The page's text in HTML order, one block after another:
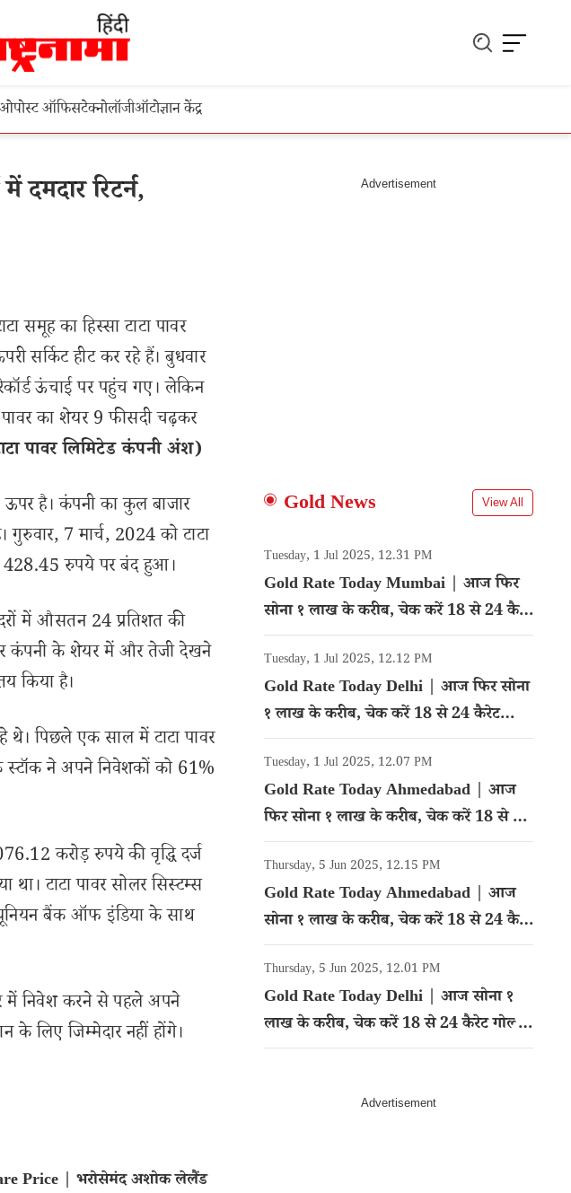
पोस्ट ऑफिसटेक्नोलॉजीऑटोज्ञान केंद्र
रिटर्न,
समूह का हिस्सा टाटा पावर
सर्किट हीट कर रहे हैं। बुधवार
ऊंचाई पर पहुंच गए। लेकिन
पावर का शेयर 9 फीसदी चढ़कर
पावर लिमिटेड कंपनी अंश)
है। कंपनी का कुल बाजार
7 मार्च, 2024 को टाटा
428.45 रुपये पर बंद हुआ।
में औसतन 24 प्रतिशत की
कंपनी के शेयर में और तेजी देखने
किया है।
पिछले एक साल में टाटा पावर
स्टॉक ने अपने निवेशकों को 61%
करोड़ रुपये की वृद्धि दर्ज
टाटा पावर सोलर सिस्टम्स
यूनियन बैंक ऑफ इंडिया के साथ
में निवेश करने से पहले अपने
लिए जिम्मेदार नहीं होंगे।
Price | भरोसेमंद अशोक लेलैंड
Gold News View All
Tuesday, 1 Jul 2025, 12.31 PM
Gold Rate Today Mumbai | आज फिर
सोना १ लाख के करीब, चेक करें 18 से 24 कैरेट
गोल्ड का रेट
Tuesday, 1 Jul 2025, 12.12 PM
Gold Rate Today Delhi | आज फिर सोना
१ लाख के करीब, चेक करें 18 से 24 कैरेट
गोल्ड का रेट
Tuesday, 1 Jul 2025, 12.07 PM
Gold Rate Today Ahmedabad | आज
फिर सोना १ लाख के करीब, चेक करें 18 से 24
कैरेट गोल्ड का रेट
Thursday, 5 Jun 2025, 12.15 PM
Gold Rate Today Ahmedabad | आज
सोना १ लाख के करीब, चेक करें 18 से 24 कैरेट
गोल्ड का रेट
Thursday, 5 Jun 2025, 12.01 PM
Gold Rate Today Delhi | आज सोना १
लाख के करीब, चेक करें 18 से 24 कैरेट गोल्ड
का रेट